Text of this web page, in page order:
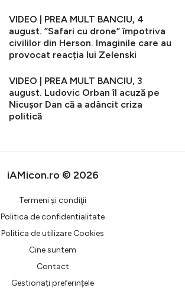
VIDEO | PREA MULT BANCIU, 4
august. ”Safari cu drone” împotriva
civililor din Herson. Imaginile care au
provocat reacția lui Zelenski
VIDEO | PREA MULT BANCIU, 3
august. Ludovic Orban îl acuză pe
Nicușor Dan că a adâncit criza
politică
iAMicon.ro © 2026
Termeni şi condiţii
Politica de confidentialitate
Politica de utilizare Cookies
Cine suntem
Contact
Gestionați preferințele